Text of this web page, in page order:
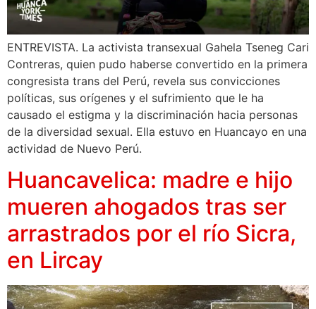
ENTREVISTA. La activista transexual Gahela Tseneg Cari
Contreras, quien pudo haberse convertido en la primera
congresista trans del Perú, revela sus convicciones
políticas, sus orígenes y el sufrimiento que le ha
causado el estigma y la discriminación hacia personas
de la diversidad sexual. Ella estuvo en Huancayo en una
actividad de Nuevo Perú.
Huancavelica: madre e hijo
mueren ahogados tras ser
arrastrados por el río Sicra,
en Lircay